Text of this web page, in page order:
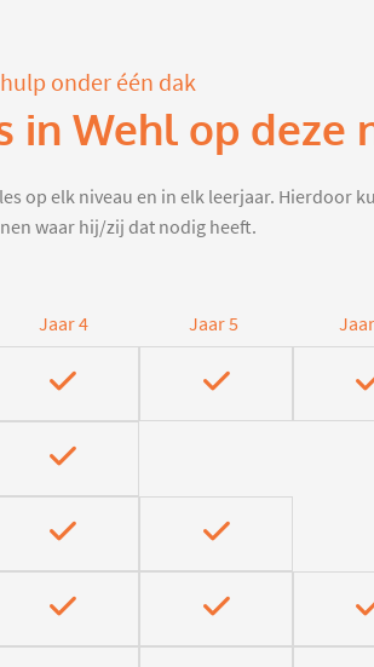
onder één dak
Wehl op deze
op elk niveau en in elk leerjaar. Hierdoor
waar hij/zij dat nodig heeft.
Jaar 4 Jaar 5